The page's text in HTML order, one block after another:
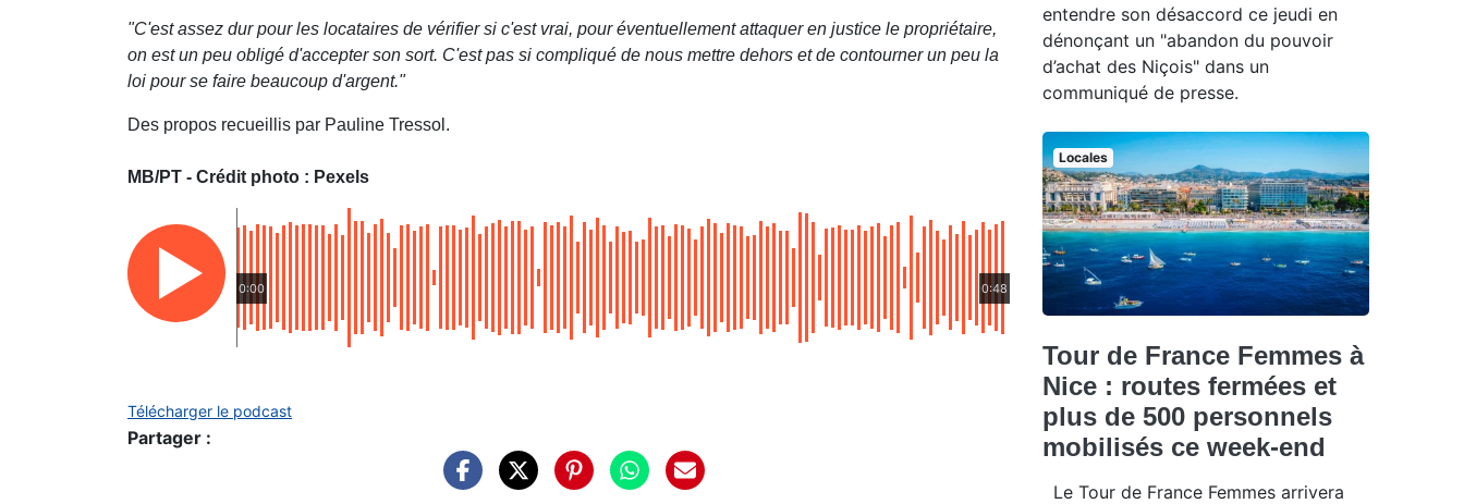
"C'est assez dur pour les locataires de vérifier si c'est vrai, pour éventuellement attaquer en justice le propriétaire,
on est un peu obligé d'accepter son sort. C'est pas si compliqué de nous mettre dehors et de contourner un peu la
loi pour se faire beaucoup d'argent."
Des propos recueillis par Pauline Tressol.
MB/PT - Crédit photo : Pexels
0:00 0:48
Télécharger le podcast
Partager :
entendre son désaccord ce jeudi en
dénonçant un "abandon du pouvoir
d’achat des Niçois" dans un
communiqué de presse.
Locales
Tour de France Femmes à
Nice : routes fermées et
plus de 500 personnels
mobilisés ce week-end
Le Tour de France Femmes arrivera